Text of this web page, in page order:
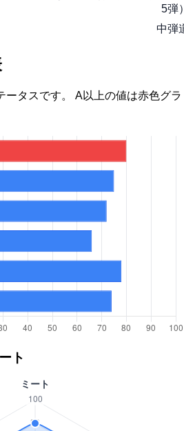
5弾
中弾
ータスです。 A以上の値は赤色グラ
ト